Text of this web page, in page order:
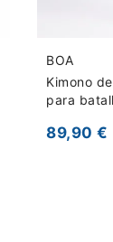
BOA
Kimono
para
89,90 €